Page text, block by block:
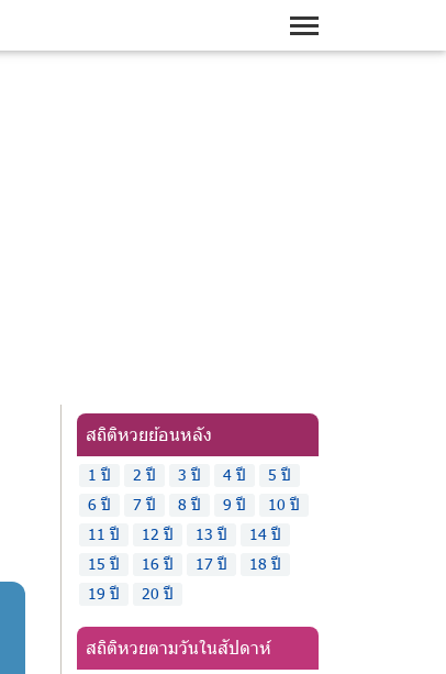
สถิติหวยย้อนหลัง
1 ปี 2 ปี 3 ปี 4 ปี
5 ปี
6 ปี
7 ปี 8 ปี 9 ปี
10 ปี
11 ปี
12 ปี 13 ปี
14 ปี
15 ปี
16 ปี 17 ปี
18 ปี
19 ปี
20 ปี
สถิติหวยตามวันในสัปดาห์